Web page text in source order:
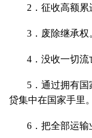
2．征收高额累
3．废除继承权
4．没收一切流
5．通过拥有
贷集中在国家手里。
6．把全部运输